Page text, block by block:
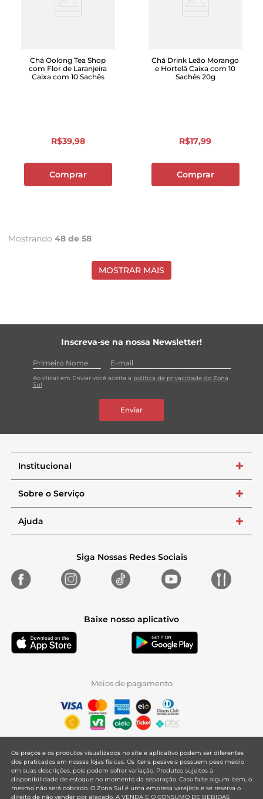
Chá Oolong Tea Shop
com Flor de Laranjeira
Caixa com 10 Sachês
R$39,98
Comprar
Chá Drink Leão Morango
e Hortelã Caixa com 10
Sachês 20g
R$17,99
Comprar
Mostrando 48 de 58
MOSTRAR MAIS
Inscreva-se na nossa Newsletter!
Ao clicar em Enviar você aceita a política de privacidade do Zona
Sul
Enviar
Institucional +
Sobre o Serviço +
Ajuda +
Siga Nossas Redes Sociais
Baixe nosso aplicativo
Meios de pagamento
Os preços e os produtos visualizados no site e aplicativo podem ser diferentes
dos praticados em nossas lojas físicas. Os itens pesáveis possuem peso médio
em suas descrições, pois podem sofrer variação. Produtos sujeitos à
disponibilidade de estoque no momento da separação. Caso falte algum item, o
mesmo não será cobrado. O Zona Sul é uma empresa varejista e se reserva o
direito de não vender por atacado. A VENDA E O CONSUMO DE BEBIDAS